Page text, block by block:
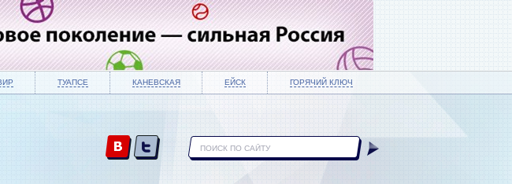
ТУАПСЕ КАНЕВСКАЯ ЕЙСК ГОРЯЧИЙ КЛЮЧ